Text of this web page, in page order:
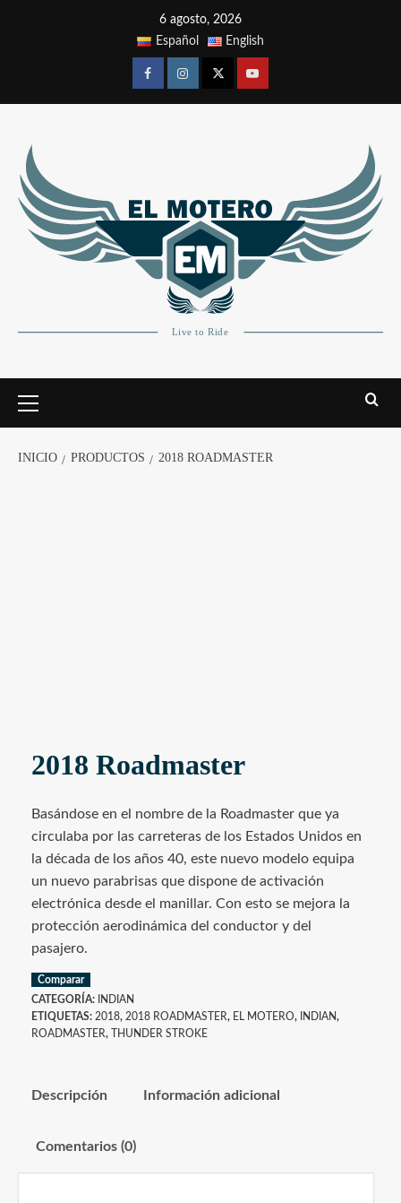
6 agosto, 2026
Español
English
INICIO PRODUCTOS 2018 ROADMASTER
2018 Roadmaster
Basándose en el nombre de la Roadmaster que ya
circulaba por las carreteras de los Estados Unidos en
la década de los años 40, este nuevo modelo equipa
un nuevo parabrisas que dispone de activación
electrónica desde el manillar. Con esto se mejora la
protección aerodinámica del conductor y del
pasajero.
Comparar
CATEGORÍA:
INDIAN
ETIQUETAS: 2018, 2018 ROADMASTER, EL MOTERO, INDIAN,
ROADMASTER, THUNDER STROKE
Descripción Información adicional
Comentarios (0)